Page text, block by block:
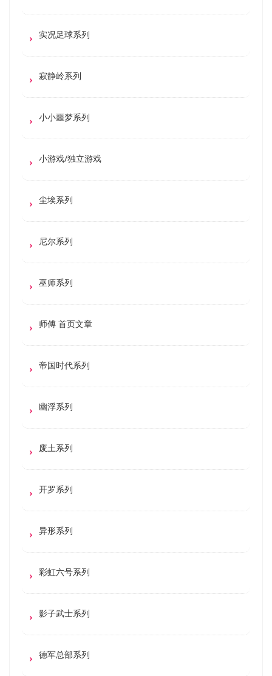
实况足球系列
寂静岭系列
小小噩梦系列
小游戏/独立游戏
尘埃系列
尼尔系列
巫师系列
师傅 首页文章
帝国时代系列
幽浮系列
废土系列
开罗系列
异形系列
彩虹六号系列
影子武士系列
德军总部系列